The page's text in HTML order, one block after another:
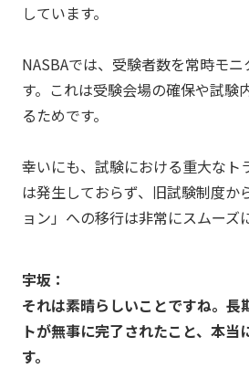
しています。
NASBAでは、受験者数を常時モ
す。これは受験会場の確保や試験
るためです。
幸いにも、試験における重大なト
は発生しておらず、旧試験制度か
ョン」への移行は非常にスムーズ
宇坂：
それは素晴らしいことですね。長
トが無事に完了されたこと、本当
す。